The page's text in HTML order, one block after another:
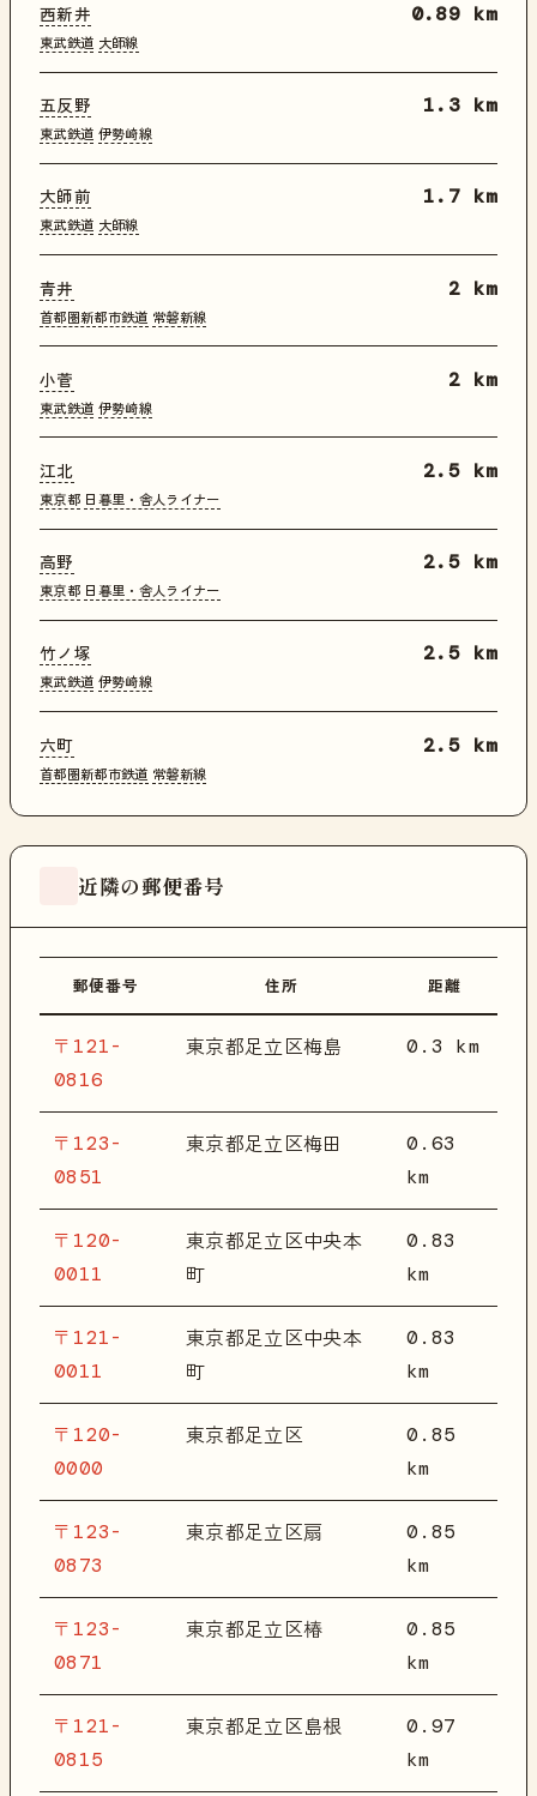
西新井
東武鉄道 大師線
0.89 km
五反野
東武鉄道 伊勢崎線
1.3 km
大師前
東武鉄道 大師線
1.7 km
青井
首都圏新都市鉄道 常磐新線
2 km
小菅
東武鉄道 伊勢崎線
2 km
江北
東京都 日暮里・舎人ライナー
2.5 km
高野
東京都 日暮里・舎人ライナー
2.5 km
竹ノ塚
東武鉄道 伊勢崎線
2.5 km
六町
首都圏新都市鉄道 常磐新線
2.5 km
近隣の郵便番号
郵便番号 住所 距離
〒121-
0816
東京都足立区梅島 0.3 km
〒123-
0851
東京都足立区梅田
0.63
km
〒120-
0011
東京都足立区中央本
町
0.83
km
〒121-
0011
東京都足立区中央本
町
0.83
km
〒120-
0000
東京都足立区
0.85
km
〒123-
0873
東京都足立区扇
0.85
km
〒123-
0871
東京都足立区椿
0.85
km
〒121-
0815
東京都足立区島根
0.97
km